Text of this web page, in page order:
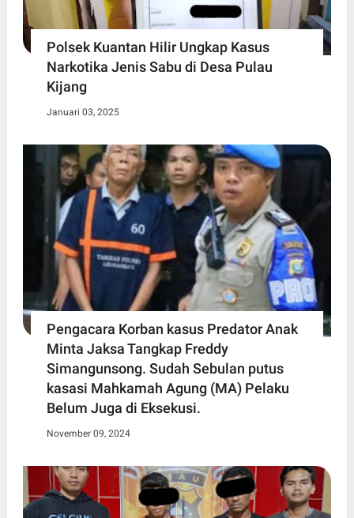
Polsek Kuantan Hilir Ungkap Kasus
Narkotika Jenis Sabu di Desa Pulau
Kijang
Januari 03, 2025
Pengacara Korban kasus Predator Anak
Minta Jaksa Tangkap Freddy
Simangunsong. Sudah Sebulan putus
kasasi Mahkamah Agung (MA) Pelaku
Belum Juga di Eksekusi.
November 09, 2024